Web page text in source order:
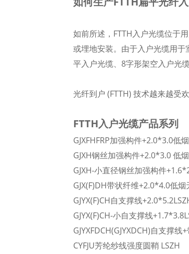
如前所述，FTTH入户光缆位于
或埋地安装。由于入户光缆用
平入户光缆、8字形架空入户光
光纤到户 (FTTH) 技术越来越受
FTTH入户光缆产品系列
GJXFHFRP加强构件+2.0*3.0低
GJXH钢丝加强构件+2.0*3.0 低
GJXH-小直径钢丝加强构件
GJX(F)DH带状纤维+2.0*4.0低烟
GJYX(F)CH自支撑线
GJYX(F)CH-小自支撑线
GJYXFDCH(GJYXDCH)自支撑线
CYFJU芳纶纱线强度圆鞘 LSZH